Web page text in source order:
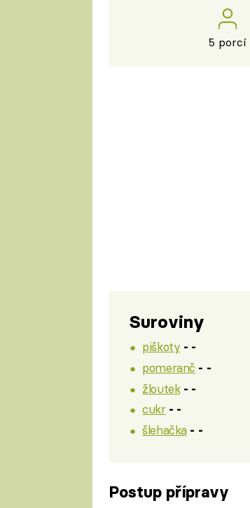
5 porcí
Suroviny
piškoty - -
pomeranč - -
žloutek - -
cukr - -
šlehačka - -
Postup přípravy